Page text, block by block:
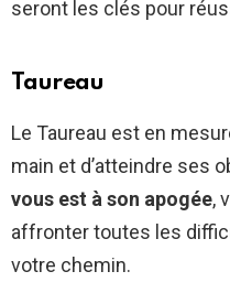
seront les clés pour
Taureau
Le Taureau est en
main et d’atteindre ses
vous est à son apogée,
affronter toutes les
votre chemin.